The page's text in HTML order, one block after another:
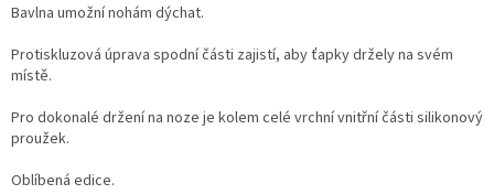
Bavlna umožní nohám dýchat.
Protiskluzová úprava spodní části zajistí, aby ťapky držely na svém
místě.
Pro dokonalé držení na noze je kolem celé vrchní vnitřní části silikonový
proužek.
Oblíbená edice.